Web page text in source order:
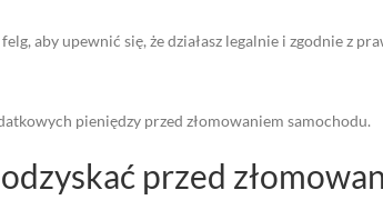
aby upewnić się, że działasz legalnie i zgodnie z
pieniędzy przed złomowaniem samochodu.
przed